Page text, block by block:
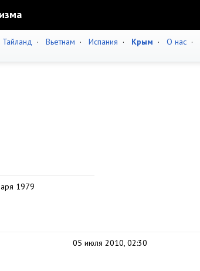
Тайланд · Вьетнам · Испания · Крым · О нас ·
1979
05 июля 2010, 02:30